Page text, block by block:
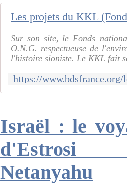
Les projets du KKL
Sur son site, le Fonds
O.N.G. respectueuse de
l'histoire sioniste. Le KKL fait
Israël : le
d'Estrosi
Netanyahu